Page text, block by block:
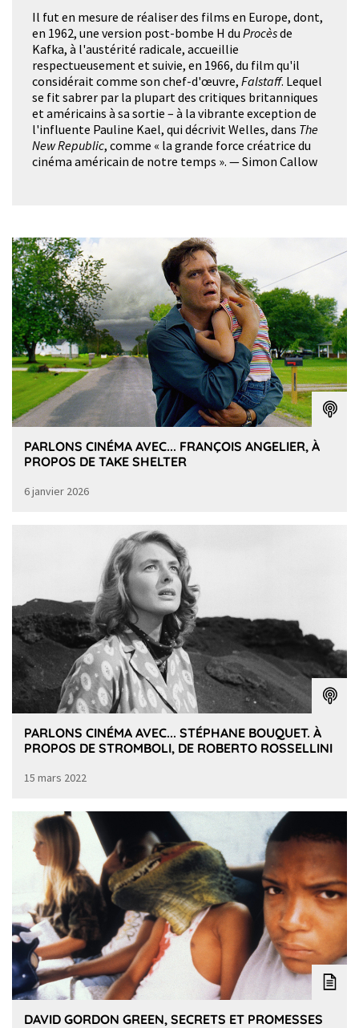
Il fut en mesure de réaliser des films en Europe, dont,
en 1962, une version post-bombe H du Procèsde
Kafka, à l'austérité radicale, accueillie
respectueusement et suivie, en 1966, du film qu'il
considérait comme son chef-d'œuvre, Falstaff. Lequel
se fit sabrer par la plupart des critiques britanniques
et américains à sa sortie – à la vibrante exception de
l'influente Pauline Kael, qui décrivit Welles, dans The
New Republic, comme « la grande force créatrice du
cinéma américain de notre temps ». — Simon Callow
PARLONS CINÉMA AVEC... FRANÇOIS ANGELIER, À
PROPOS DE TAKE SHELTER
6 janvier 2026
PARLONS CINÉMA AVEC... STÉPHANE BOUQUET. À
PROPOS DE STROMBOLI, DE ROBERTO ROSSELLINI
15 mars 2022
DAVID GORDON GREEN, SECRETS ET PROMESSES